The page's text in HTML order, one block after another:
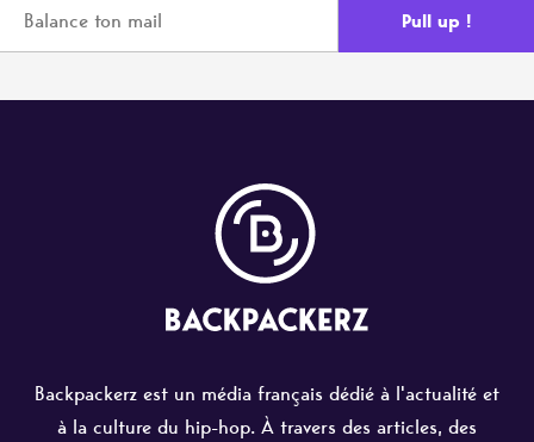
Backpackerz est un média français dédié à l'actualité et
à la culture du hip-hop. À travers des articles, des